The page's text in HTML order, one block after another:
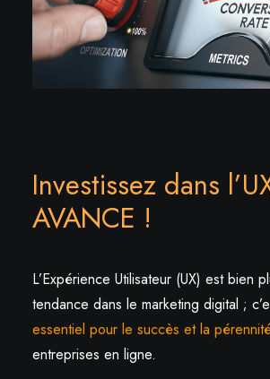
Investissez dans
AVANCE !
L’Expérience Utilisateur (UX) est bien
tendance dans le marketing digital ;
essentiel pour le succès et la
entreprises en ligne.